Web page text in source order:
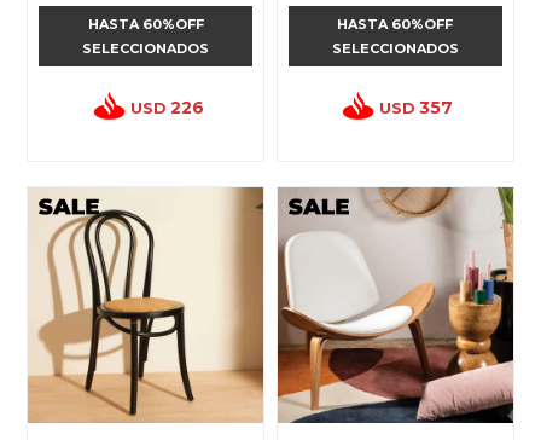
HASTA 60%OFF
SELECCIONADOS
USD 226
HASTA 60%OFF
SELECCIONADOS
USD 357